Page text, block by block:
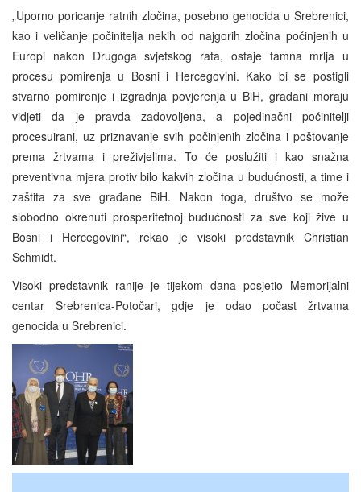
„Uporno poricanje ratnih zločina, posebno genocida u Srebrenici,
kao i veličanje počinitelja nekih od najgorih zločina počinjenih u
Europi nakon Drugoga svjetskog rata, ostaje tamna mrlja u
procesu pomirenja u Bosni i Hercegovini. Kako bi se postigli
stvarno pomirenje i izgradnja povjerenja u BiH, građani moraju
vidjeti da je pravda zadovoljena, a pojedinačni počinitelji
procesuirani, uz priznavanje svih počinjenih zločina i poštovanje
prema žrtvama i preživjelima. To će poslužiti i kao snažna
preventivna mjera protiv bilo kakvih zločina u budućnosti, a time i
zaštita za sve građane BiH. Nakon toga, društvo se može
slobodno okrenuti prosperitetnoj budućnosti za sve koji žive u
Bosni i Hercegovini“, rekao je visoki predstavnik Christian
Schmidt.
Visoki predstavnik ranije je tijekom dana posjetio Memorijalni
centar Srebrenica-Potočari, gdje je odao počast žrtvama
genocida u Srebrenici.